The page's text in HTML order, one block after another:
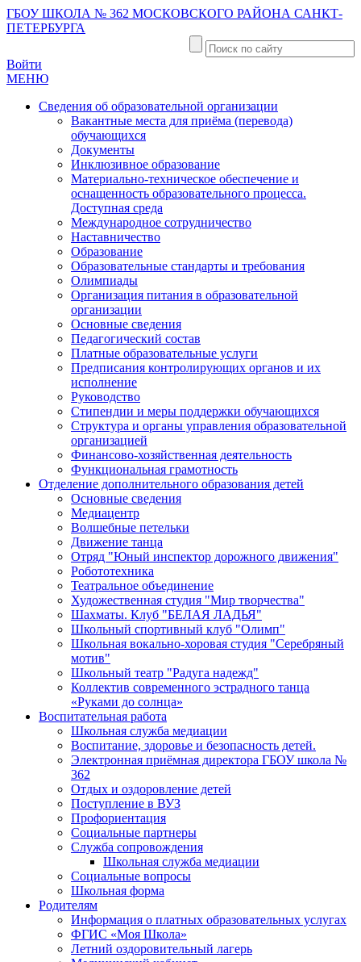
ГБОУ ШКОЛА № 362 МОСКОВСКОГО РАЙОНА САНКТ-
ПЕТЕРБУРГА
Войти
МЕНЮ
Сведения об образовательной организации
Вакантные места для приёма (перевода)
обучающихся
Документы
Инклюзивное образование
Материально-техническое обеспечение и
оснащенность образовательного процесса.
Доступная среда
Международное сотрудничество
Наставничество
Образование
Образовательные стандарты и требования
Олимпиады
Организация питания в образовательной
организации
Основные сведения
Педагогический состав
Платные образовательные услуги
Предписания контролирующих органов и их
исполнение
Руководство
Стипендии и меры поддержки обучающихся
Структура и органы управления образовательной
организацией
Финансово-хозяйственная деятельность
Функциональная грамотность
Отделение дополнительного образования детей
Основные сведения
Медиацентр
Волшебные петельки
Движение танца
Отряд "Юный инспектор дорожного движения"
Робототехника
Театральное объединение
Художественная студия "Мир творчества"
Шахматы. Клуб "БЕЛАЯ ЛАДЬЯ"
Школьный спортивный клуб "Олимп"
Школьная вокально-хоровая студия "Серебряный
мотив"
Школьный театр "Радуга надежд"
Коллектив современного эстрадного танца
«Руками до солнца»
Воспитательная работа
Школьная служба медиации
Воспитание, здоровье и безопасность детей.
Электронная приёмная директора ГБОУ школа №
362
Отдых и оздоровление детей
Поступление в ВУЗ
Профориентация
Социальные партнеры
Служба сопровождения
Школьная служба медиации
Социальные вопросы
Школьная форма
Родителям
Информация о платных образовательных услугах
ФГИС «Моя Школа»
Летний оздоровительный лагерь